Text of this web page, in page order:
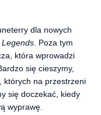
dla nowych
. Poza tym
która wprowadzi
się cieszymy,
których na przestrzeni
się doczekać, kiedy
wyprawę.